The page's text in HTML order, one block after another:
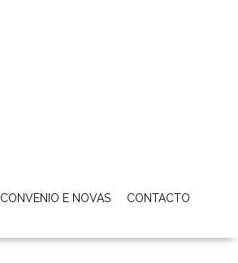
CONVENIO E NOVAS CONTACTO